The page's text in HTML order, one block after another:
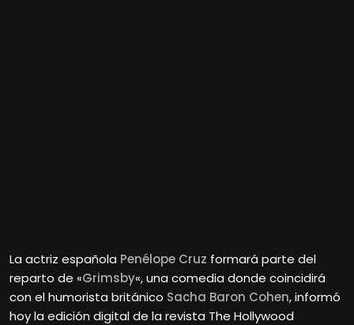
La actriz española Penélope Cruz formará parte del
reparto de «Grimsby«, una comedia donde coincidirá
con el humorista británico Sacha Baron Cohen, informó
hoy la edición digital de la revista The Hollywood